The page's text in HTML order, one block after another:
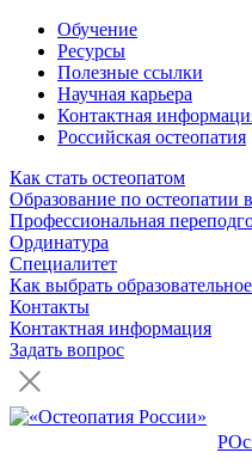
Обучение
Ресурсы
Полезные ссылки
Научная карьера
Контактная
Российская остеопатия
Как стать остеопатом
Образование по остеопатии
Профессиональная
Ординатура
Специалитет
Как выбрать
Контакты
Контактная информация
Задать вопрос